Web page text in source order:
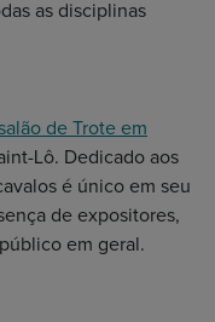
as disciplinas
de Trote em
Lô. Dedicado aos
é único em seu
de expositores,
em geral.